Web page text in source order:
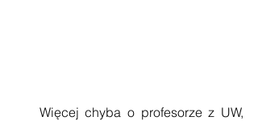
Więcej chyba o profesorze z UW,